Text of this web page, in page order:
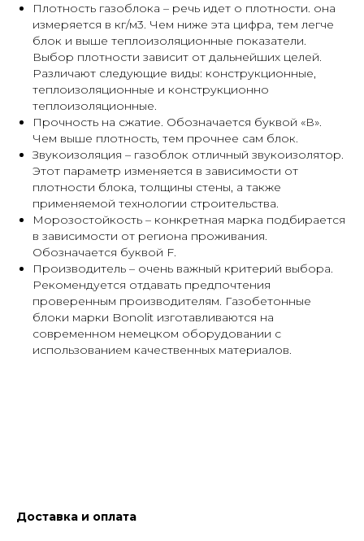
Плотность газоблока – речь идет о плотности. она
измеряется в кг/м3. Чем ниже эта цифра, тем легче
блок и выше теплоизоляционные показатели.
Выбор плотности зависит от дальнейших целей.
Различают следующие виды: конструкционные,
теплоизоляционные и конструкционно
теплоизоляционные.
Прочность на сжатие. Обозначается буквой «В».
Чем выше плотность, тем прочнее сам блок.
Звукоизоляция – газоблок отличный звукоизолятор.
Этот параметр изменяется в зависимости от
плотности блока, толщины стены, а также
применяемой технологии строительства.
Морозостойкость – конкретная марка подбирается
в зависимости от региона проживания.
Обозначается буквой F.
Производитель – очень важный критерий выбора.
Рекомендуется отдавать предпочтения
проверенным производителям. Газобетонные
блоки марки Bonolit изготавливаются на
современном немецком оборудовании с
использованием качественных материалов.
Доставка и оплата